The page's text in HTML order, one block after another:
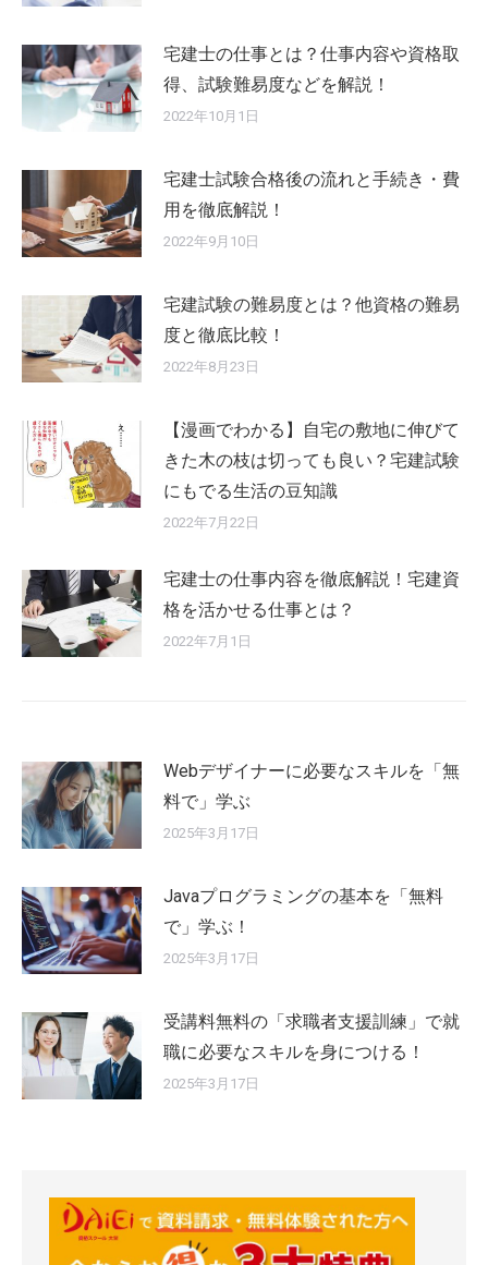
宅建士の仕事とは？仕事内容や資格取
得、試験難易度などを解説！
2022年10月1日
宅建士試験合格後の流れと手続き・費
用を徹底解説！
2022年9月10日
宅建試験の難易度とは？他資格の難易
度と徹底比較！
2022年8月23日
【漫画でわかる】自宅の敷地に伸びて
きた木の枝は切っても良い？宅建試験
にもでる生活の豆知識
2022年7月22日
宅建士の仕事内容を徹底解説！宅建資
格を活かせる仕事とは？
2022年7月1日
Webデザイナーに必要なスキルを「無
料で」学ぶ
2025年3月17日
Javaプログラミングの基本を「無料
で」学ぶ！
2025年3月17日
受講料無料の「求職者支援訓練」で就
職に必要なスキルを身につける！
2025年3月17日